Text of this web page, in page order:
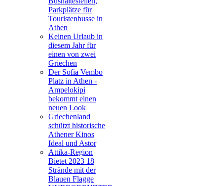
Parkplätze für
Touristenbusse in
Athen
Keinen Urlaub in
diesem Jahr für
einen von zwei
Griechen
Der Sofia Vembo
Platz in Athen -
Ampelokipi
bekommt einen
neuen Look
Griechenland
schützt historische
Athener Kinos
Ideal und Astor
Attika-Region
Bietet 2023 18
Strände mit der
Blauen Flagge